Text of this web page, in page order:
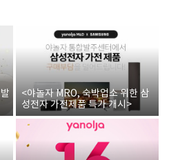
<야놀자 MRO, 숙박업소 위한 삼
성전자 가전제품 특가 개시>